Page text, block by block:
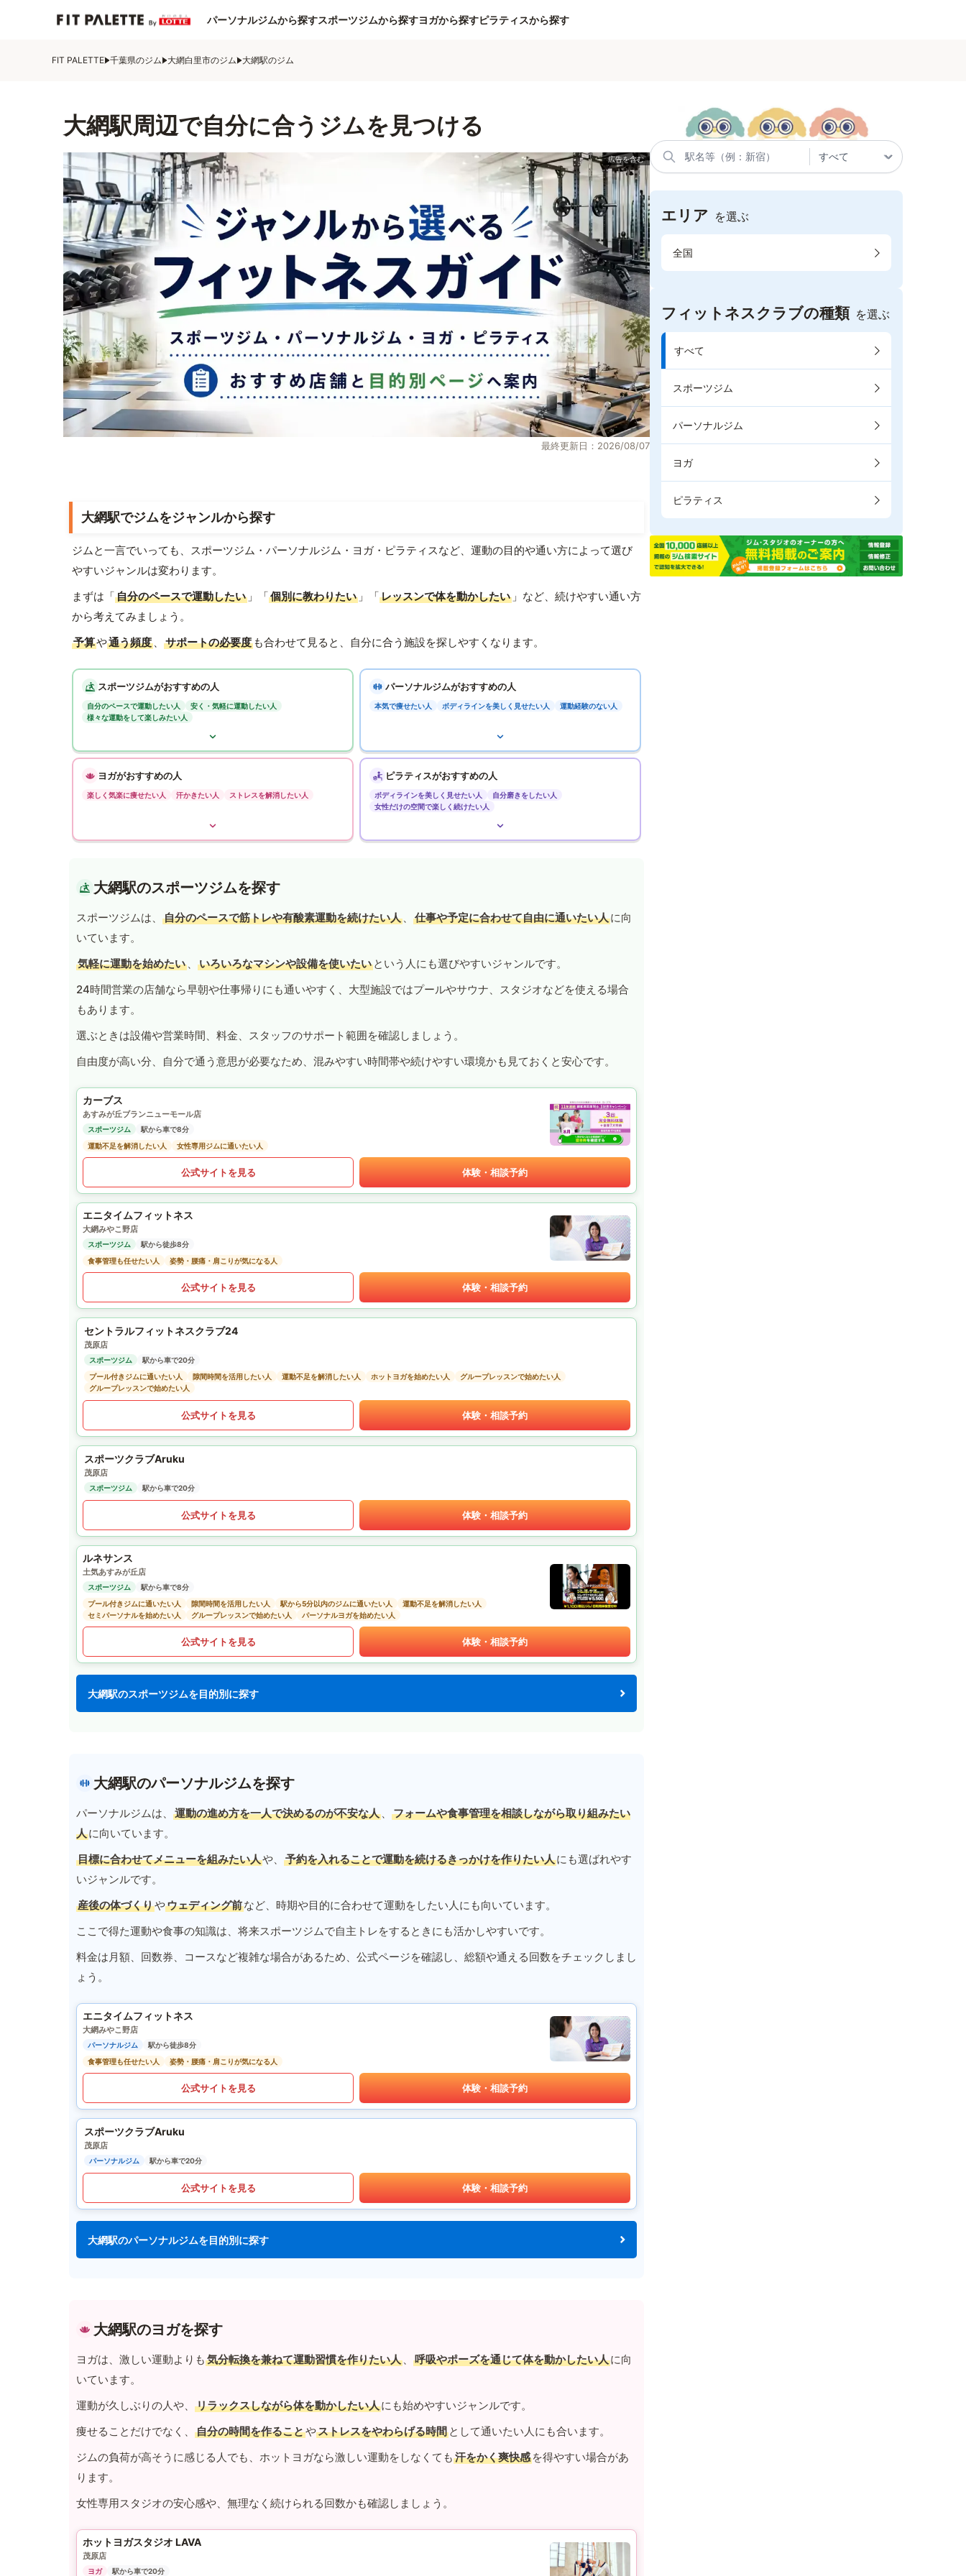
パーソナルジムから探すスポーツジムから探すヨガから探すピラティスから探す
FIT PALETTE 千葉県のジム 大網白里市のジム 大網駅のジム
大網駅周辺で自分に合うジムを見つける
最終更新日：2026/08/07
大網駅でジムをジャンルから探す
ジムと一言でいっても、スポーツジム・パーソナルジム・ヨガ・ピラティスなど、運動の目的や通い方によって選び
やすいジャンルは変わります。
まずは「自分のペースで運動したい 」「個別に教わりたい 」「レッスンで体を動かしたい 」など、続けやすい通い方
から考えてみましょう。
予算や通う頻度 、 サポートの必要度 も合わせて見ると、自分に合う施設を探しやすくなります。
スポーツジムがおすすめの人
自分のペースで運動したい人
安く・気軽に運動したい人
様々な運動をして楽しみたい人
パーソナルジムがおすすめの人
本気で痩せたい人 ボディラインを美しく見せたい人 運動経験のない人
ヨガがおすすめの人
楽しく気楽に痩せたい人 汗かきたい人 ストレスを解消したい人
ピラティスがおすすめの人
ボディラインを美しく見せたい人
自分磨きをしたい人
女性だけの空間で楽しく続けたい人
大網駅のスポーツジムを探す
スポーツジムは、 自分のペースで筋トレや有酸素運動を続けたい人 、 仕事や予定に合わせて自由に通いたい人に向
いています。
気軽に運動を始めたい 、 いろいろなマシンや設備を使いたい という人にも選びやすいジャンルです。
24時間営業の店舗なら早朝や仕事帰りにも通いやすく、大型施設ではプールやサウナ、スタジオなどを使える場合
もあります。
選ぶときは設備や営業時間、料金、スタッフのサポート範囲を確認しましょう。
自由度が高い分、自分で通う意思が必要なため、混みやすい時間帯や続けやすい環境かも見ておくと安心です。
カーブス
あすみが丘ブランニューモール店
スポーツジム
駅から車で8分
運動不足を解消したい人
女性専用ジムに通いたい人
公式サイトを見る 体験・相談予約
エニタイムフィットネス
大網みやこ野店
スポーツジム
駅から徒歩8分
食事管理も任せたい人
姿勢・腰痛・肩こりが気になる人
公式サイトを見る 体験・相談予約
セントラルフィットネスクラブ24
茂原店
スポーツジム
駅から車で20分
プール付きジムに通いたい人
隙間時間を活用したい人 運動不足を解消したい人 ホットヨガを始めたい人
グループレッスンで始めたい人
グループレッスンで始めたい人
公式サイトを見る 体験・相談予約
スポーツクラブAruku
茂原店
スポーツジム 駅から車で20分
公式サイトを見る 体験・相談予約
ルネサンス
土気あすみが丘店
スポーツジム
駅から車で8分
プール付きジムに通いたい人
隙間時間を活用したい人 駅から5分以内のジムに通いたい人
運動不足を解消したい人
セミパーソナルを始めたい人
グループレッスンで始めたい人 パーソナルヨガを始めたい人
公式サイトを見る 体験・相談予約
大網駅のスポーツジムを目的別に探す
大網駅のパーソナルジムを探す
パーソナルジムは、 運動の進め方を一人で決めるのが不安な人 、
フォームや食事管理を相談しながら取り組みたい
人に向いています。
目標に合わせてメニューを組みたい人や、 予約を入れることで運動を続けるきっかけを作りたい人にも選ばれやす
いジャンルです。
産後の体づくりやウェディング前など、時期や目的に合わせて運動をしたい人にも向いています。
ここで得た運動や食事の知識は、将来スポーツジムで自主トレをするときにも活かしやすいです。
料金は月額、回数券、コースなど複雑な場合があるため、公式ページを確認し、総額や通える回数をチェックしまし
ょう。
エニタイムフィットネス
大網みやこ野店
パーソナルジム
駅から徒歩8分
食事管理も任せたい人
姿勢・腰痛・肩こりが気になる人
公式サイトを見る 体験・相談予約
スポーツクラブAruku
茂原店
パーソナルジム 駅から車で20分
公式サイトを見る 体験・相談予約
大網駅のパーソナルジムを目的別に探す
大網駅のヨガを探す
ヨガは、激しい運動よりも 気分転換を兼ねて運動習慣を作りたい人 、 呼吸やポーズを通じて体を動かしたい人に向
いています。
運動が久しぶりの人や、
リラックスしながら体を動かしたい人にも始めやすいジャンルです。
痩せることだけでなく、
自分の時間を作ることやストレスをやわらげる時間 として通いたい人にも合います。
ジムの負荷が高そうに感じる人でも、ホットヨガなら激しい運動をしなくても 汗をかく爽快感 を得やすい場合があ
ります。
女性専用スタジオの安心感や、無理なく続けられる回数かも確認しましょう。
ホットヨガスタジオ LAVA
茂原店
ヨガ 駅から車で20分
エリア を選ぶ
全国
フィットネスクラブの種類 を選ぶ
すべて
スポーツジム
パーソナルジム
ヨガ
ピラティス